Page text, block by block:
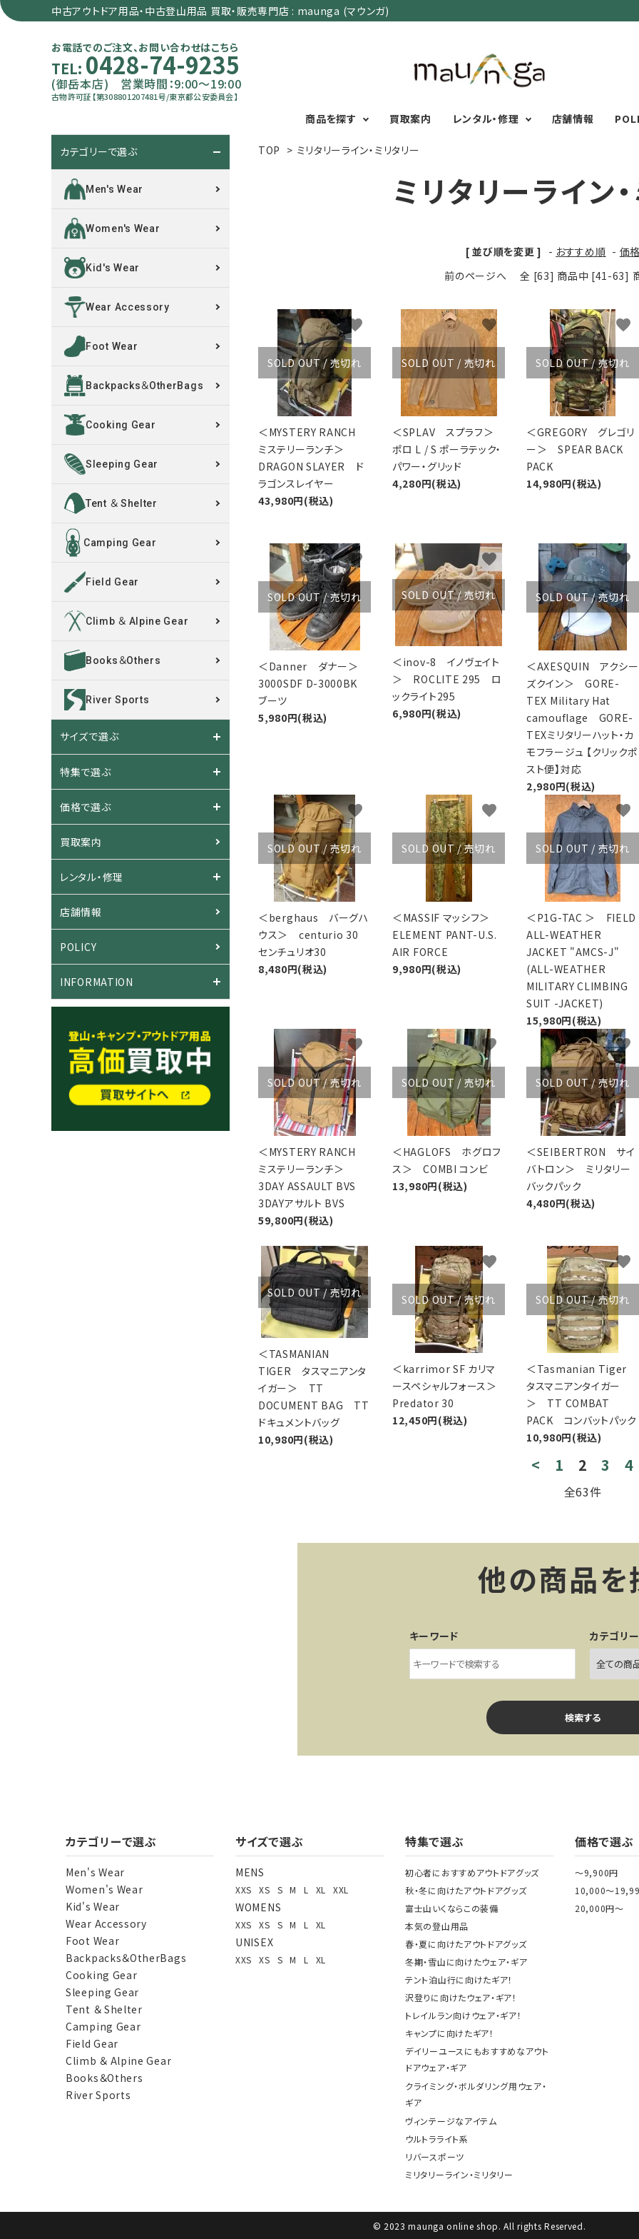
中古アウトドア用品・中古登山用品 買取・販売専門店 : maunga (マウンガ)
お電話でのご注文、お問い合わせはこちら
TEL: 0428-74-9235
(御岳本店) 営業時間：9:00～19:00
古物許可証【第308801207481号/東京都公安委員会】
商品を探す
カテゴリーで選ぶ
Backpacks＆
OtherBags
Cooking Gear
Sleeping Gear
Tent ＆ Shelter
Camping Gear
Field Gear
Climb ＆ Alpine
Books＆Others
River Sports
サイズで選ぶ
XSSMLXLXXL
WOMENS
UNISEX
XXS
XSSMLXL
特集で選ぶ
アグッズ
ッズ
本気の登山用品
春・夏に向けたアウト
ッズ
冬期・雪山に向けたウ
ギア
テント泊山行に向けた
沢登りに向けたウェア
ア！
トレイルラン向けウェア
ア！
買取案内 レンタル・修理 店舗情報
レンタル・修理
INFORMATION
ACCOUNT MENU
ようこそ ゲスト 様
ログイン
TOP > ミリタリーライン・ミリタリー
ミリタリーライン
[ 並び順を変更 ] - おすすめ順 - 価
前のページへ
全 [63] 商品中 [41-63]
SOLD OUT / 売切れ
＜MYSTERY RANCH
ミステリーランチ＞
DRAGON SLAYER ド
ラゴンスレイヤー
43,980円(税込)
favorite
SOLD OUT / 売切れ
＜SPLAV スプラフ＞
ポロ L / S ポーラテック・
パワー・グリッド
4,280円(税込)
favorite
SOLD OUT / 売切れ
＜GREGORY グレゴリ
ー＞ SPEAR BACK
PACK
14,980円(税込)
favorite
SOLD OUT / 売切れ
＜Danner ダナー＞
3000SDF D-3000BK
ブーツ
5,980円(税込)
favorite
SOLD OUT / 売切れ
＜inov-8 イノヴェイト
＞ ROCLITE 295 ロ
ックライト295
6,980円(税込)
favorite
SOLD OUT / 売切れ
＜AXESQUIN アクシー
ズクイン＞ GORE-
TEX Military Hat
camouflage GORE-
TEXミリタリーハット・カ
モフラージュ 【クリックポ
スト便】対応
2,980円(税込)
favorite
SOLD OUT / 売切れ
＜berghaus バーグハ
ウス＞ centurio 30
センチュリオ30
8,480円(税込)
favorite
SOLD OUT / 売切れ
＜MASSIF マッシフ＞
ELEMENT PANT-U.S.
AIR FORCE
9,980円(税込)
favorite
SOLD OUT / 売切れ
＜P1G-TAC ＞ FIELD
ALL-WEATHER
JACKET "AMCS-J"
(ALL-WEATHER
MILITARY CLIMBING
SUIT -JACKET)
15,980円(税込)
favorite
SOLD OUT / 売切れ
＜MYSTERY RANCH
ミステリーランチ＞
3DAY ASSAULT BVS
3DAYアサルト BVS
59,800円(税込)
favorite
SOLD OUT / 売切れ
＜HAGLOFS ホグロフ
ス＞ COMBI コンビ
13,980円(税込)
favorite
SOLD OUT / 売切れ
＜SEIBERTRON サイ
バトロン＞ ミリタリー
バックパック
4,480円(税込)
favorite
SOLD OUT / 売切れ
＜TASMANIAN
TIGER タスマニアンタ
イガー＞ TT
DOCUMENT BAG TT
ドキュメントバッグ
10,980円(税込)
favorite
SOLD OUT / 売切れ
＜karrimor SF カリマ
ースペシャルフォース＞
Predator 30
12,450円(税込)
favorite
SOLD OUT / 売切れ
＜Tasmanian Tiger
タスマニアンタイガー
＞ TT COMBAT
PACK コンバットパック
10,980円(税込)
favorite
< 1 2 3 4
全63件
他の商品を
キーワード カテゴリー
検索する
カテゴリー
検索する
カテゴリーで選ぶ
Men's Wear
Women's Wear
Kid's Wear
Wear Accessory
Foot Wear
Backpacks＆OtherBags
Cooking Gear
Sleeping Gear
Tent ＆ Shelter
Camping Gear
Field Gear
Climb ＆ Alpine Gear
Books＆Others
River Sports
サイズで選ぶ
特集で選ぶ
価格で選ぶ
買取案内
レンタル・修理
店舗情報
POLICY
INFORMATION
カテゴリーで選ぶ
Men's Wear
Women's Wear
Kid's Wear
Wear Accessory
Foot Wear
Backpacks＆OtherBags
Cooking Gear
Sleeping Gear
Tent ＆ Shelter
Camping Gear
Field Gear
Climb ＆ Alpine Gear
Books＆Others
River Sports
サイズで選ぶ
MENS
XXS XS S M L XL XXL
WOMENS
XXS XS S M L XL
UNISEX
XXS XS S M L XL
特集で選ぶ
初心者におすすめアウトドアグッズ
秋・冬に向けたアウトドアグッズ
富士山いくならこの装備
本気の登山用品
春・夏に向けたアウトドアグッズ
冬期・雪山に向けたウェア・ギア
テント泊山行に向けたギア！
沢登りに向けたウェア・ギア！
トレイルラン向けウェア・ギア！
キャンプに向けたギア！
デイリーユースにもおすすめなアウト
ドアウェア・ギア
クライミング・ボルダリング用ウェア・
ギア
ヴィンテージなアイテム
ウルトラライト系
リバースポーツ
ミリタリーライン・ミリタリー
価格で選ぶ
～9,900円
10,000～
20,000円～
© 2023 maunga online shop. All rights Reserved.